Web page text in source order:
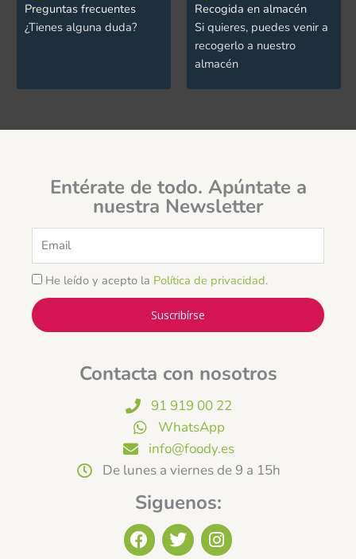
Preguntas frecuentes
¿Tienes alguna duda?
Recogida en almacén
Si quieres, puedes venir a
recogerlo a nuestro
almacén
Entérate de todo. Apúntate a
nuestra Newsletter
He leído y acepto la Política de privacidad.
Suscribírse
Contacta con nosotros
91 919 00 22
WhatsApp
info@foody.es
De lunes a viernes de 9 a 15h
Siguenos:
F
a
T
w
I
n